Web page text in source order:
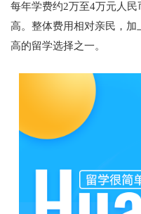
每年学费约2万至4万元人
高。整体费用相对亲民，
高的留学选择之一。